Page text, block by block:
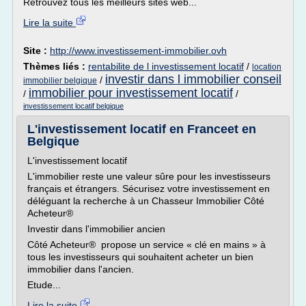
Lire la suite
Site : http://www.investissement-immobilier.ovh
Thèmes liés : rentabilite de l investissement locatif / location
immobilier belgique / investir dans l immobilier conseil
/ immobilier pour investissement locatif /
investissement locatif belgique
L'investissement locatif en Franceet en
Belgique
L'investissement locatif
L'immobilier reste une valeur sûre pour les investisseurs
français et étrangers. Sécurisez votre investissement en
déléguant la recherche à un Chasseur Immobilier Côté
Acheteur®
Investir dans l'immobilier ancien
Côté Acheteur® propose un service « clé en mains » à
tous les investisseurs qui souhaitent acheter un bien
immobilier dans l'ancien.
Etude...